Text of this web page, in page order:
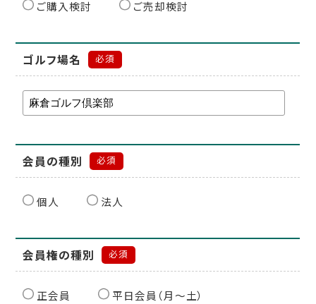
ご購入検討 ご売却検討
ゴルフ場名 必須
会員の種別 必須
個人 法人
会員権の種別 必須
正会員
平日会員（月〜土）